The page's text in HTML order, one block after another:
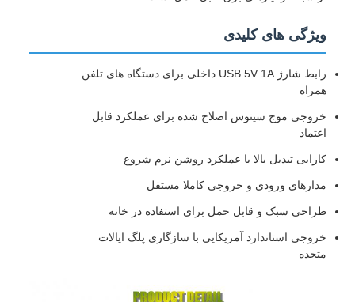
ویژگی های کلیدی
رابط شارژ USB 5V 1A داخلی برای دستگاه های تلفن
همراه
خروجی موج سینوس اصلاح شده برای عملکرد قابل
اعتماد
کارایی تبدیل بالا با عملکرد روشن نرم شروع
مدارهای ورودی و خروجی کاملا مستقل
طراحی سبک و قابل حمل برای استفاده در خانه
خروجی استاندارد آمریکایی با سازگاری پلگ ایالات
متحده